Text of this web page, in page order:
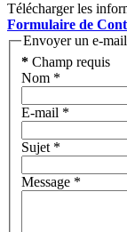
Télécharger les
Formulaire de
Envoyer un e-mail
* Champ requis
Nom *
E-mail *
Sujet *
Message *